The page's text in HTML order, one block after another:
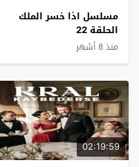
مسلسل اذا خسر الملك
الحلقة 22
منذ 8 أشهر
02:19:59